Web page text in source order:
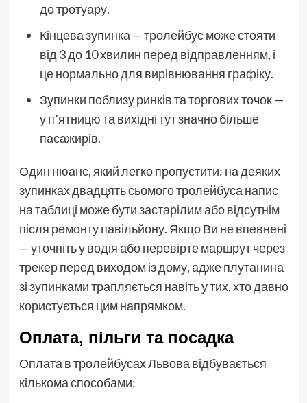
до тротуару.
Кінцева зупинка — тролейбус може стояти
від 3 до 10 хвилин перед відправленням, і
це нормально для вирівнювання графіку.
Зупинки поблизу ринків та торгових точок —
у п’ятницю та вихідні тут значно більше
пасажирів.
Один нюанс, який легко пропустити: на деяких
зупинках двадцять сьомого тролейбуса напис
на таблиці може бути застарілим або відсутнім
після ремонту павільйону. Якщо Ви не впевнені
— уточніть у водія або перевірте маршрут через
трекер перед виходом із дому, адже плутанина
зі зупинками трапляється навіть у тих, хто давно
користується цим напрямком.
Оплата, пільги та посадка
Оплата в тролейбусах Львова відбувається
кількома способами: